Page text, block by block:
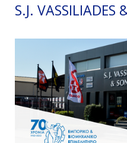
S.J. VASSILIADES